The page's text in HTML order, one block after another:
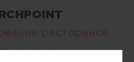
ресторанов